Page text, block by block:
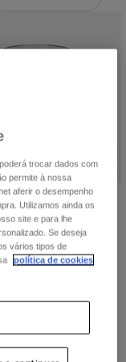
Thrive Chug 16 Oz
from
23,99 €
trocar dados com
permite à nossa
aferir o desempenho
Utilizamos ainda os
site e para lhe
Se deseja
vários tipos de
política de cookies